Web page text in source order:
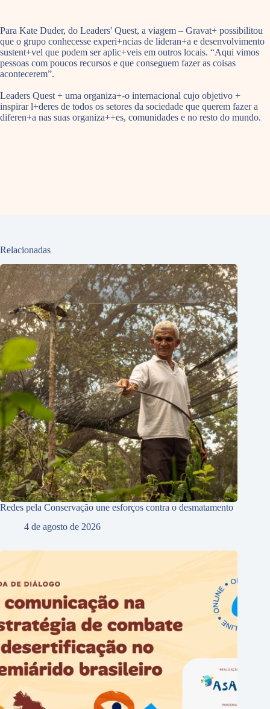
Para Kate Duder, do Leaders' Quest, a viagem – Gravat+ possibilitou
que o grupo conhecesse experi+ncias de lideran+a e desenvolvimento
sustent+vel que podem ser aplic+veis em outros locais. “Aqui vimos
pessoas com poucos recursos e que conseguem fazer as coisas
acontecerem”.
Leaders Quest + uma organiza+-o internacional cujo objetivo +
inspirar l+deres de todos os setores da sociedade que querem fazer a
diferen+a nas suas organiza++es, comunidades e no resto do mundo.
Relacionadas
Redes pela Conservação une esforços contra o desmatamento
4 de agosto de 2026